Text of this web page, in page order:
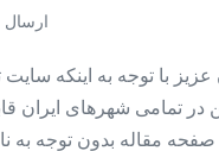
ارسال
عزیز با توجه به اینکه سایت
در تمامی شهرهای ایران
مقاله بدون توجه به